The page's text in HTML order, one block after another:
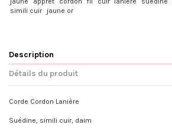
simili cuir
jaune or
Description
Détails du produit
Corde Cordon Lanière
Suédine, simili cuir, daim